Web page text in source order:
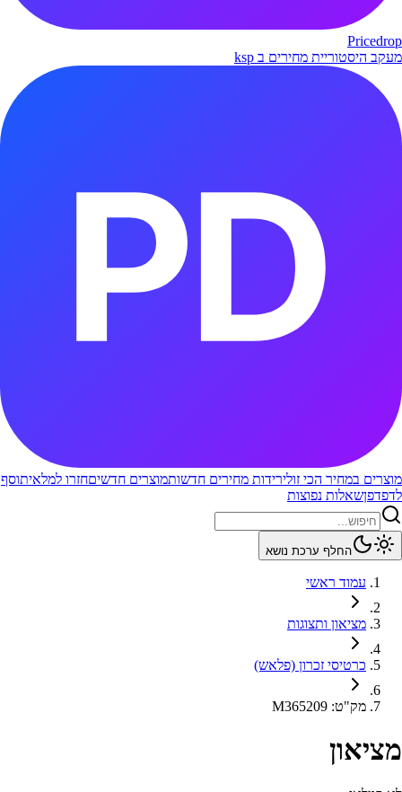
Pricedrop
מעקב היסטוריית מחירים ב ksp
מוצרים במחיר הכי זולירידות מחירים חדשותמוצרים חדשיםחזרו למלאיתוסף
לדפדפןשאלות נפוצות
החלף ערכת נושא
עמוד ראשי
מציאון ותצוגות
כרטיסי זכרון (פלאש)
מק"ט:
M365209
מציאון